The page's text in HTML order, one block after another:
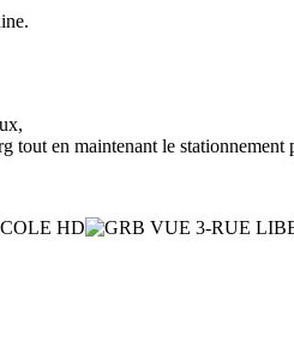
en maintenant le stationnement